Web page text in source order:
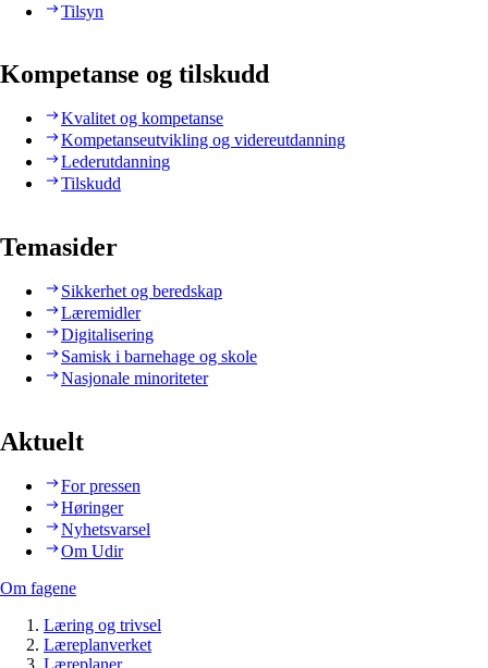
Tilsyn
Kompetanse og tilskudd
Kvalitet og kompetanse
Kompetanseutvikling og videreutdanning
Lederutdanning
Tilskudd
Temasider
Sikkerhet og beredskap
Læremidler
Digitalisering
Samisk i barnehage og skole
Nasjonale minoriteter
Aktuelt
For pressen
Høringer
Nyhetsvarsel
Om Udir
Om fagene
Læring og trivsel
Læreplanverket